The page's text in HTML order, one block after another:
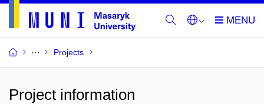
Projects
Project information